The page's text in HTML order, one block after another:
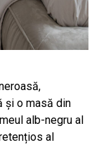
și o masă din
alb-negru al
al